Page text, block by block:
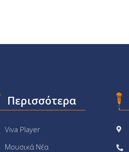
Περισσότερα
Viva Player
Μουσικά Νέα